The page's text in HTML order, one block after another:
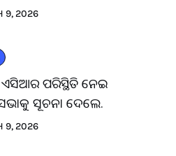
9, 2026
ଏସିଆର ପରିସ୍ଥିତି ନେଇ
ସୂଚନା ଦେଲେ.
9, 2026